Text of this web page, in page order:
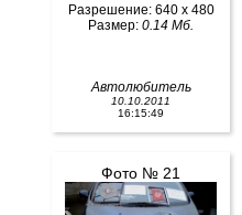
Разрешение: 640 x 480
Размер: 0.14 Мб.
Автолюбитель
10.10.2011
16:15:49
Фото № 21